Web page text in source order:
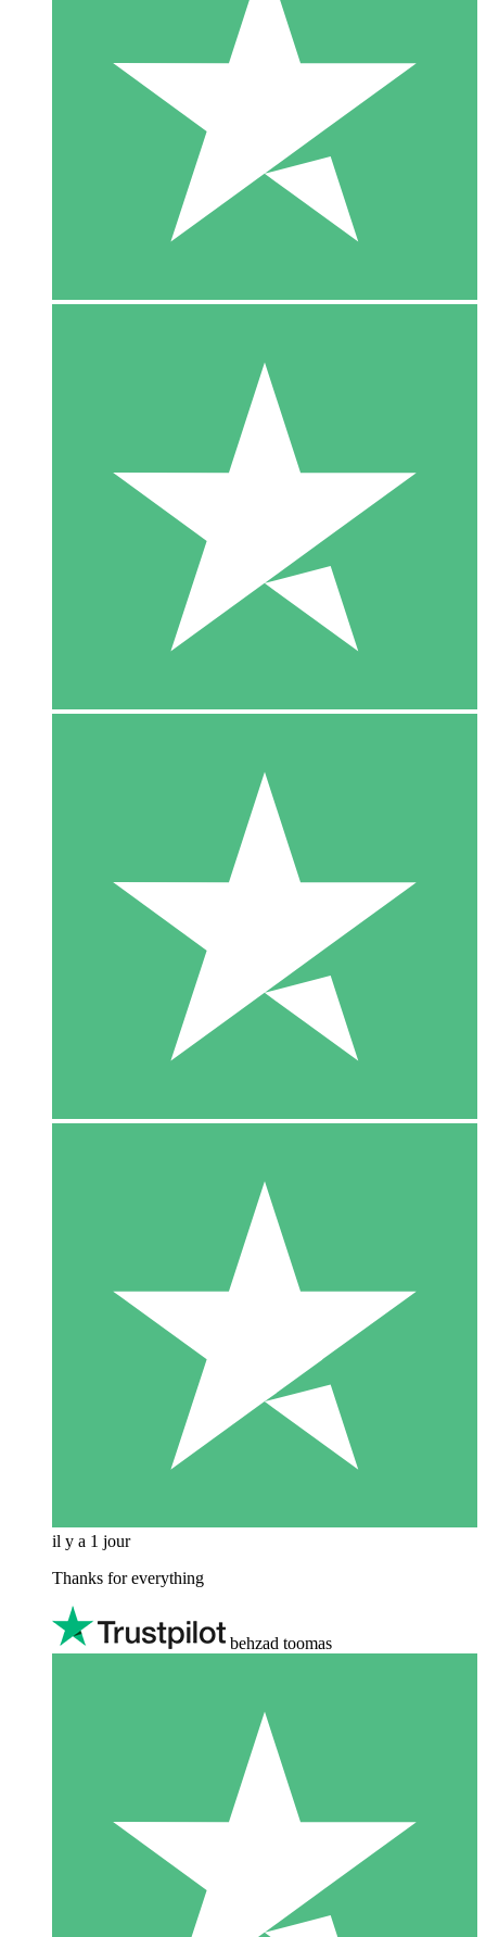
il y a 1 jour
Thanks for everything
behzad toomas